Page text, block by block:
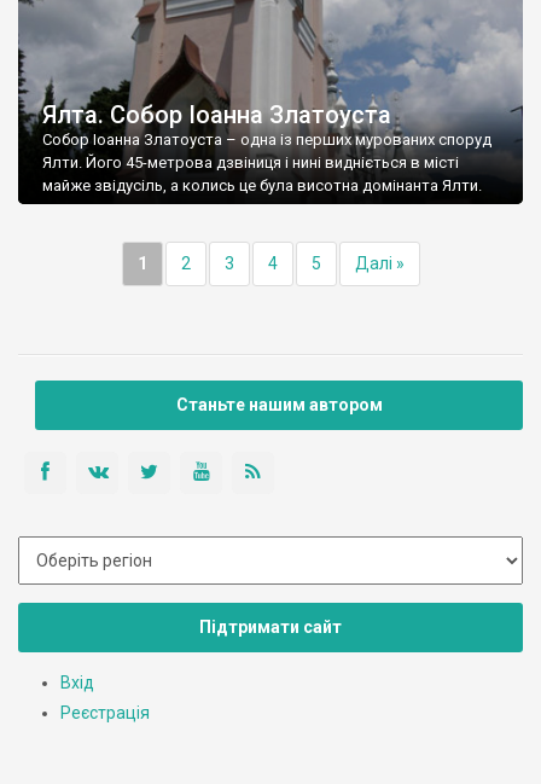
Ялта. Собор Іоанна Златоуста
Собор Іоанна Златоуста – одна із перших мурованих споруд
Ялти. Його 45-метрова дзвіниця і нині видніється в місті
майже звідусіль, а колись це була висотна домінанта Ялти.
1 2 3 4 5 Далі »
Станьте нашим автором
Підтримати сайт
Вхід
Реєстрація